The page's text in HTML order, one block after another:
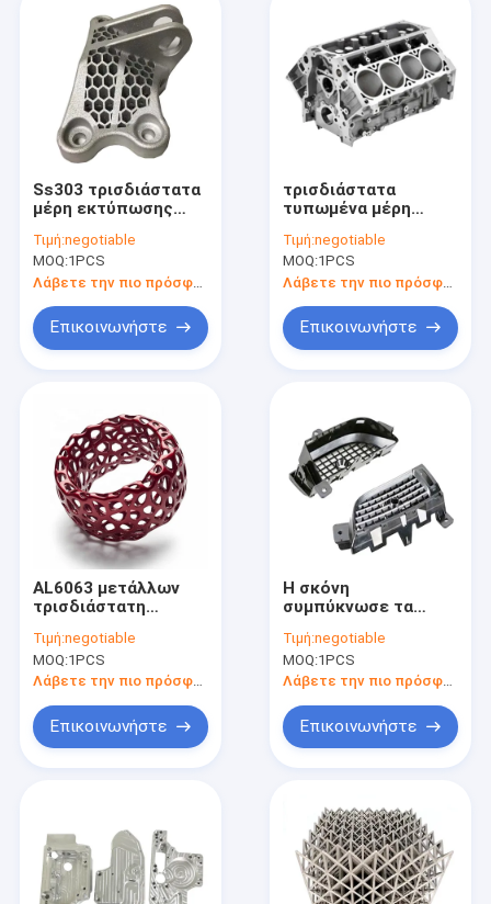
Προϊόντα
Σχετικά με εμάς
Ss303 τρισδιάστατα
μέρη εκτύπωσης
τρισδιάστατα
τυπωμένα μέρη
αυτοκινήτων
μετάλλων
Τιμή:negotiable
MOQ:1PCS
Λάβετε την πιο πρόσφατη τιμή
Επικοινωνήστε
τρισδιάστατα
τυπωμένα μέρη
ανταλλακτικών
Ss201 εκτύπωσης
0.005mm
τρισδιάστατα
Τιμή:negotiable
MOQ:1PCS
Επικοινωνήστε
AL6063 μετάλλων
τρισδιάστατη
υπηρεσία
πρωτοτύπων
εκτύπωσης μερών
για ιατρικό
Τιμή:negotiable
MOQ:1PCS
Λάβετε την πιο πρόσφατη τιμή
Επικοινωνήστε
Η σκόνη
συμπύκνωσε τα
τυπωμένα μέρη
αργιλίου 6082
τρισδιάστατα
αεροδιαστημικά
μέρη
Τιμή:negotiable
MOQ:1PCS
Λάβετε την πιο πρόσφατη τιμή
Επικοινωνήστε